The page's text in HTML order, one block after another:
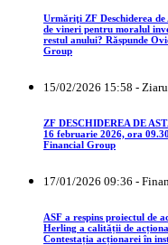
Urmăriţi ZF Deschiderea de
de vineri pentru moralul
restul anului? Răspunde
Group
15/02/2026 15:58 -
ZF DESCHIDEREA DE
16 februarie 2026, ora
Financial Group
17/01/2026 09:36 -
ASF a respins proiectul de
Herling a calității de
Contestația acționarei în